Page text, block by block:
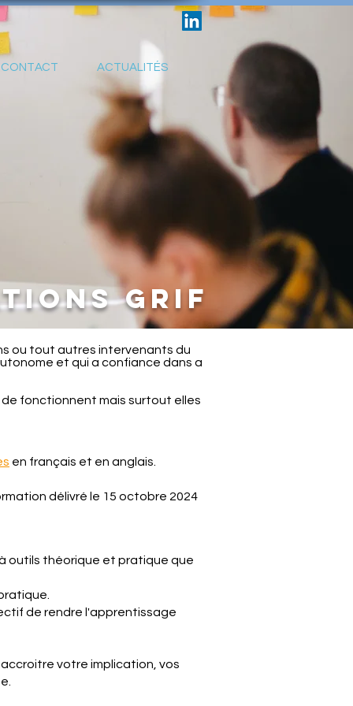
CONTACT ACTUALITÉS
GRIF
ou tout autres intervenants du
et qui a confiance dans a
fonctionnent mais surtout elles
en français et en anglais.
délivré le 15 octobre 2024
outils théorique et pratique que
de rendre l'apprentissage
votre implication, vos